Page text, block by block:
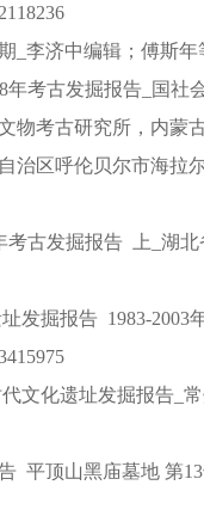
_李济中编辑；傅斯年
年考古发掘报告_国社
物考古研究所，内蒙
治区呼伦贝尔市海拉
考古发掘报告 上_湖
发掘报告 1983-2003
文化遗址发掘报告_
平顶山黑庙墓地 第